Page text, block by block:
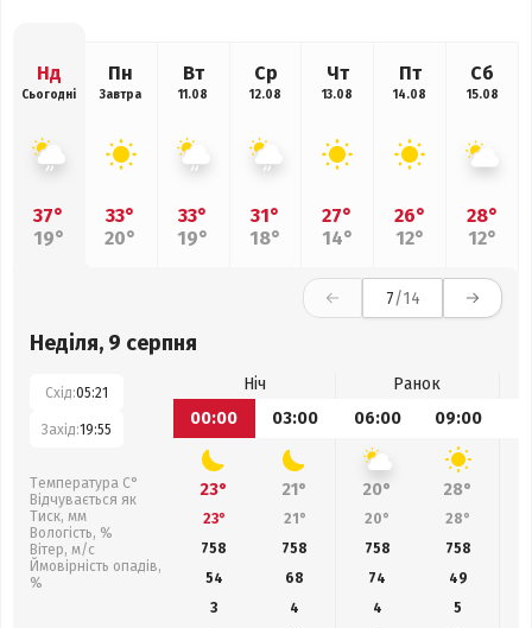
Нд
Сьогодні
37°
19°
Пн
Завтра
33°
20°
Вт
11.08
33°
19°
Ср
12.08
31°
18°
Чт
13.08
27°
14°
Пт
14.08
26°
12°
Сб
15.08
28°
12°
7/14
Неділя, 9 серпня
Схід:05:21
Захід:19:55
Температура С°
Відчувається як
Тиск, мм
Вологість, %
Вітер, м/с
Ймовірність опадів,
%
Ніч
Ранок
00:00
03:00 06:00 09:00
23° 21° 20° 28°
23° 21° 20° 28°
758
758 758 758
54
68 74 49
3
4 4
5